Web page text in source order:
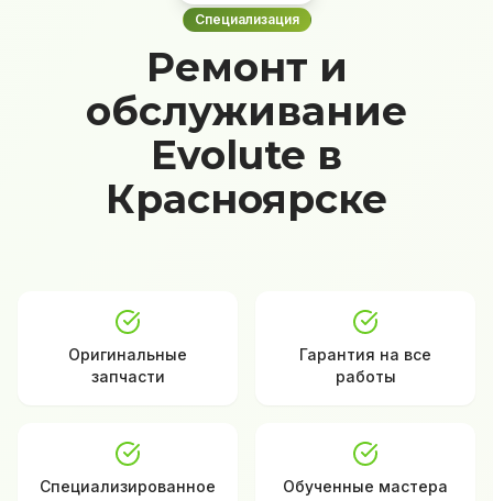
Специализация
Ремонт и
обслуживание
Evolute в
Красноярске
Оригинальные
запчасти
Гарантия на все
работы
Специализированное
Обученные мастера